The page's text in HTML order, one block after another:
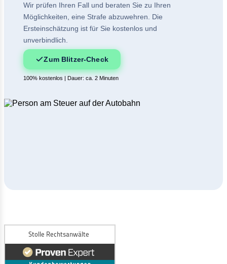
Wir prüfen Ihren Fall und beraten Sie zu Ihren
Möglichkeiten, eine Strafe abzuwehren. Die
Ersteinschätzung ist für Sie kostenlos und
unverbindlich.
Zum Blitzer-Check
100% kostenlos | Dauer: ca. 2 Minuten